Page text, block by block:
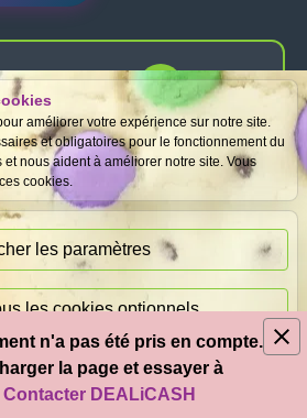
améliorer votre expérience sur notre site.
et obligatoires pour le fonctionnement du
nous aident à améliorer notre site. Vous
cookies.
les paramètres
les cookies optionnels
tous les cookies
Meilleurs prix
garantis
Paiement
immédiat
iCASH- Tous droits réservés
n'a pas été pris en compte.
la page et essayer à
Contacter DEALiCASH